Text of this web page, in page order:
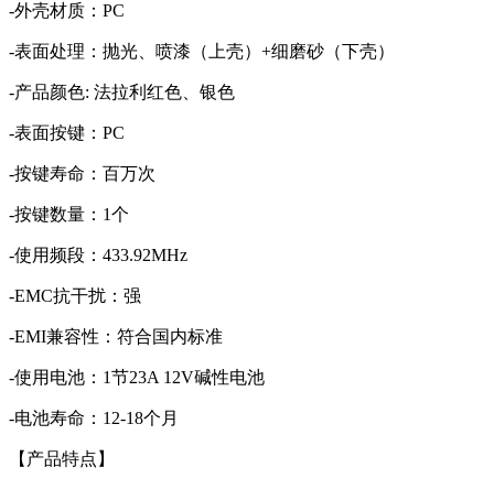
-外壳材质：PC
-表面处理：抛光、喷漆（上壳）+细磨砂（下壳）
-产品颜色: 法拉利红色、银色
-表面按键：PC
-按键寿命：百万次
-按键数量：1个
-使用频段：433.92MHz
-EMC抗干扰：强
-EMI兼容性：符合国内标准
-使用电池：1节23A 12V碱性电池
-电池寿命：12-18个月
【产品特点】